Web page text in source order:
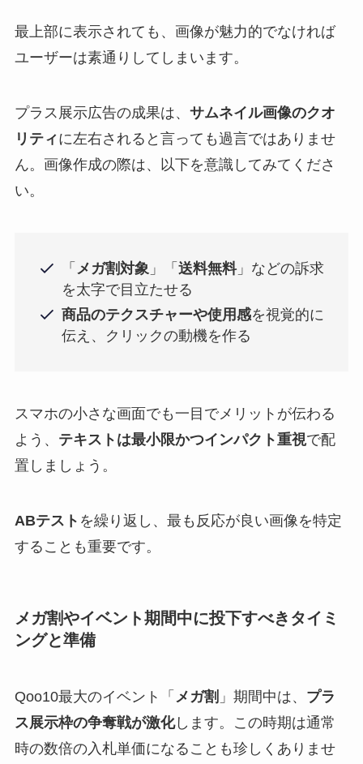
最上部に表示されても、画像が魅力的でなければ
ユーザーは素通りしてしまいます。
プラス展示広告の成果は、 サムネイル画像のクオ
リティに左右されると言っても過言ではありませ
ん。画像作成の際は、以下を意識してみてくださ
い。
「 メガ割対象 」「送料無料」などの訴求
を太字で目立たせる
商品のテクスチャーや使用感を視覚的に
伝え、クリックの動機を作る
スマホの小さな画面でも一目でメリットが伝わる
よう、 テキストは最小限かつインパクト重視で配
置しましょう。
ABテスト を繰り返し、最も反応が良い画像を特定
することも重要です。
メガ割やイベント期間中に投下すべきタイミ
ングと準備
Qoo10最大のイベント「 メガ割 」期間中は、 プラ
ス展示枠の争奪戦が激化します。この時期は通常
時の数倍の入札単価になることも珍しくありませ